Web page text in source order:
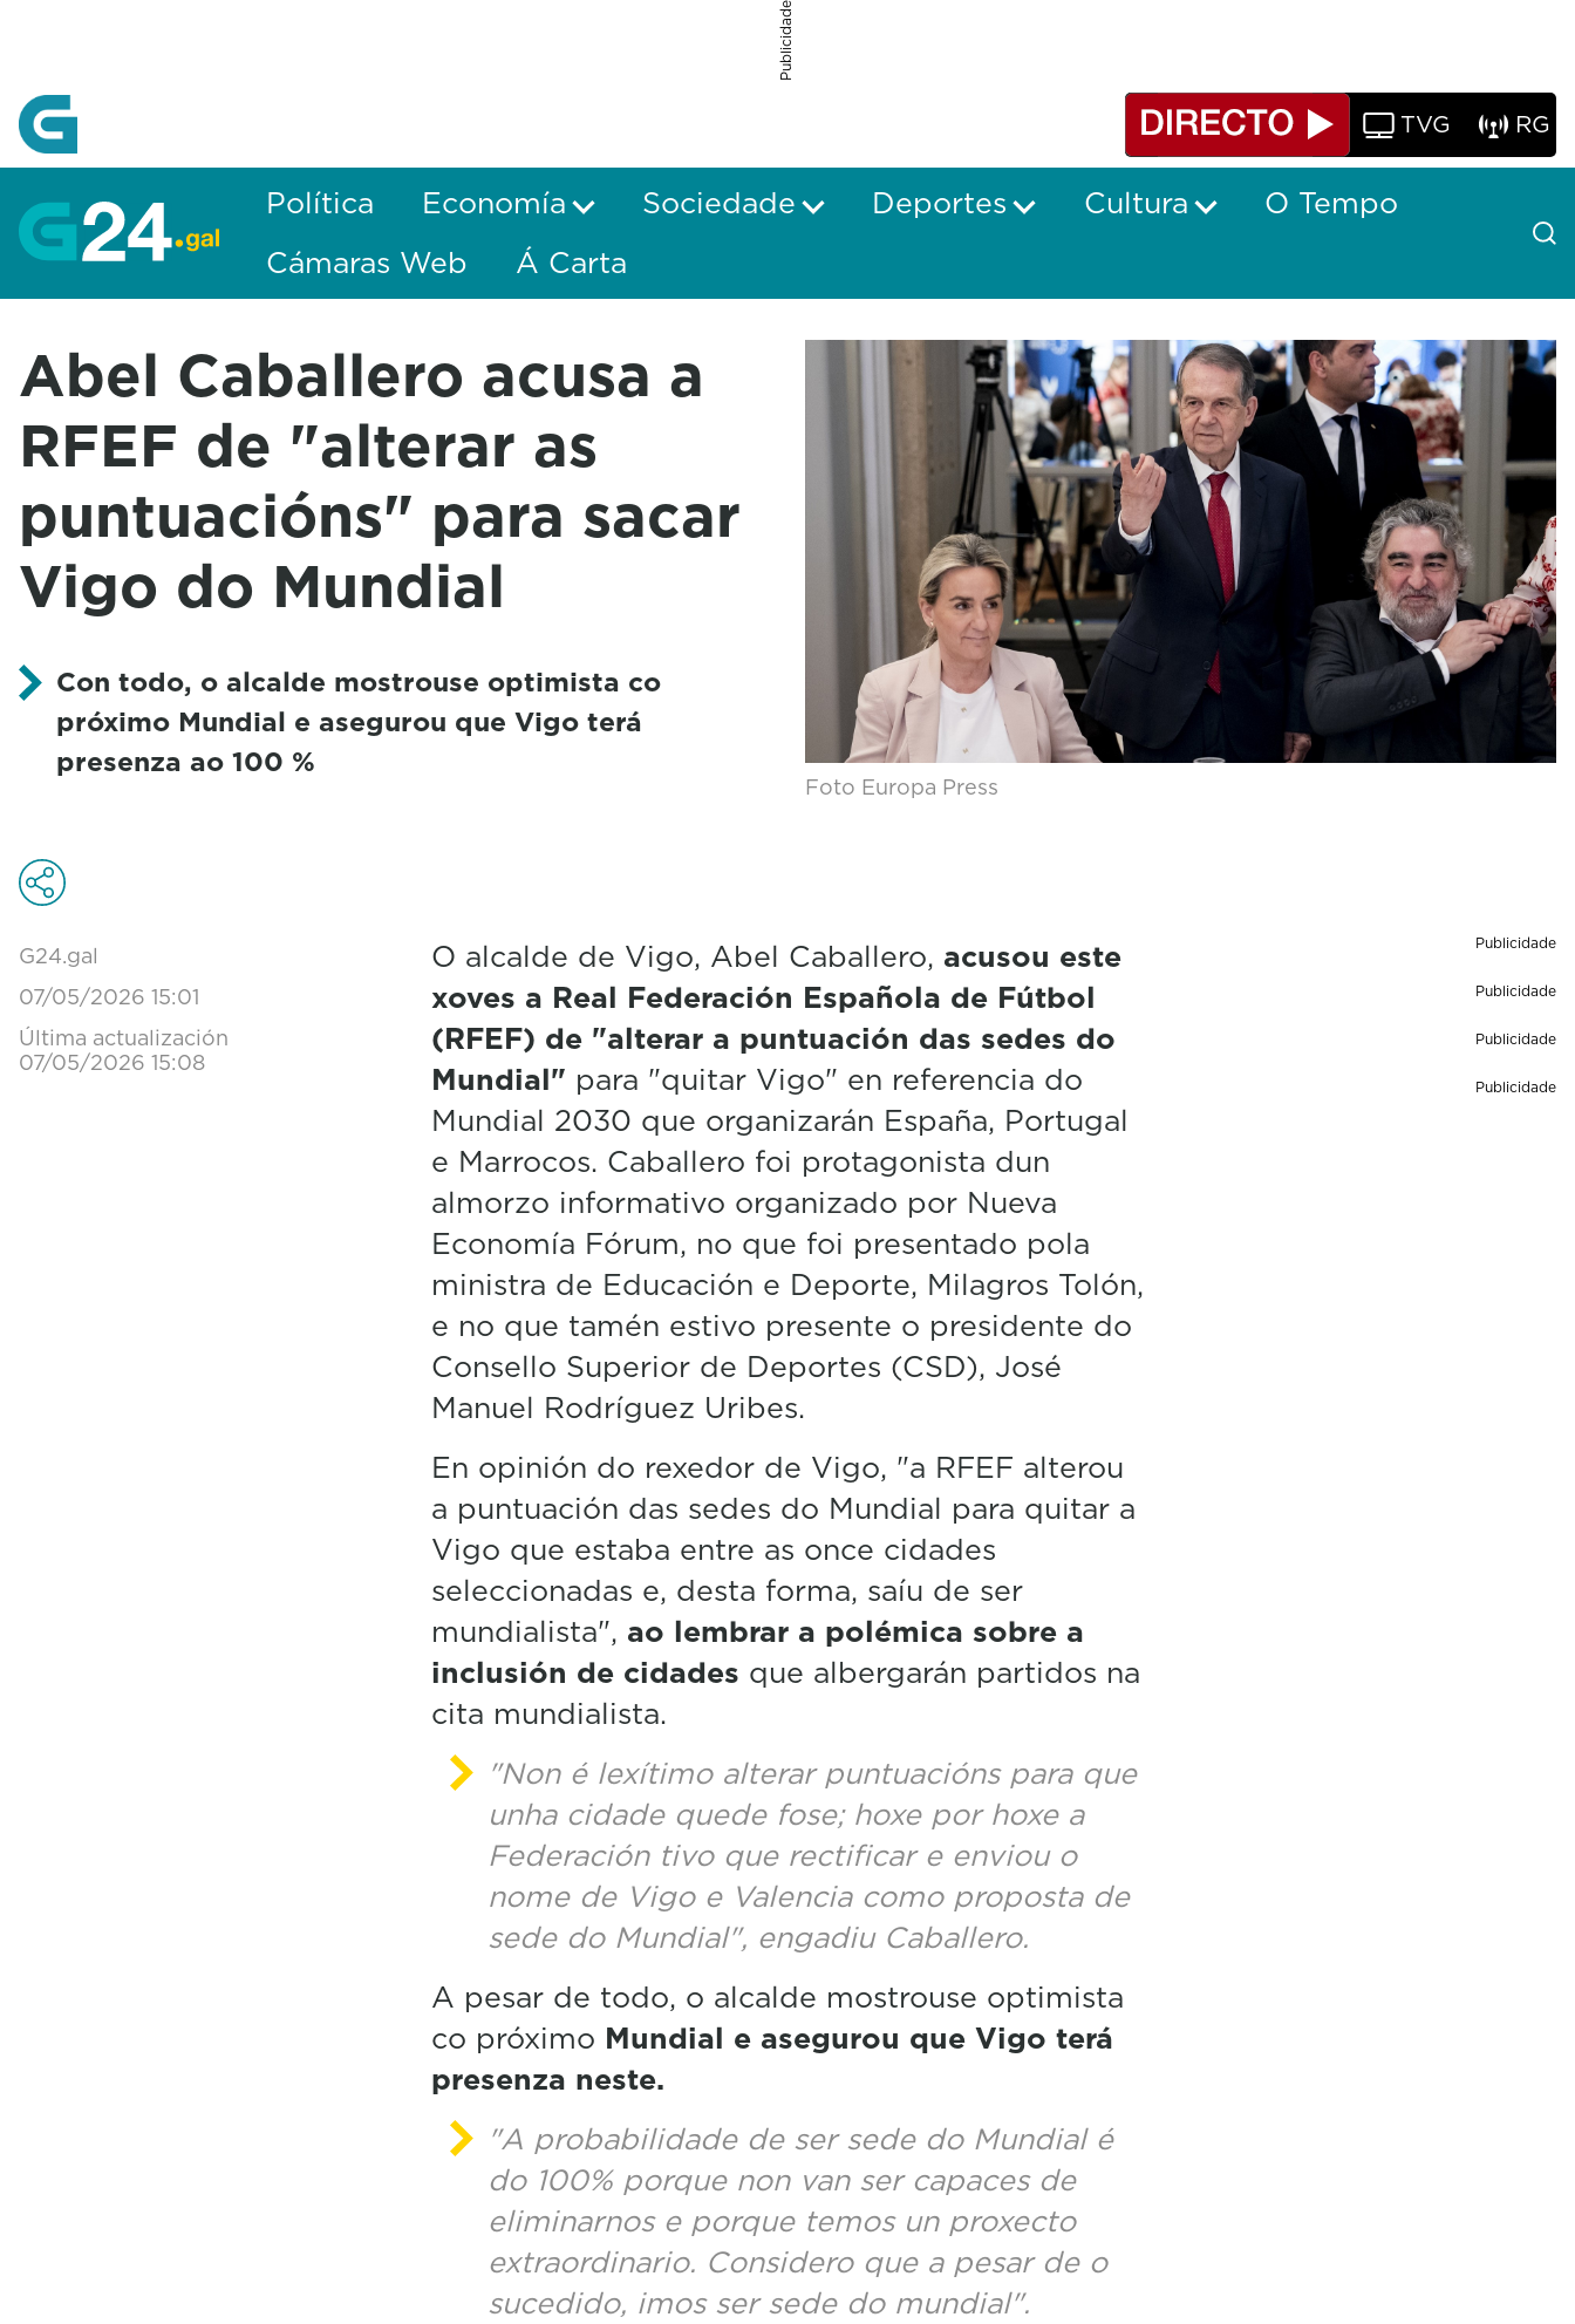
Publicidade
TVG RG
Política Economía Sociedade Deportes Cultura
O Tempo
Cámaras Web
Á Carta
Abel Caballero acusa a
RFEF de "alterar as
puntuacións" para sacar
Vigo do Mundial
Con todo, o alcalde mostrouse optimista co
próximo Mundial e asegurou que Vigo terá
presenza ao 100 %
Foto Europa Press
G24.gal
07/05/2026 15:01
Última actualización
07/05/2026 15:08
O alcalde de Vigo, Abel Caballero, acusou este
xoves a Real Federación Española de Fútbol
(RFEF) de "alterar a puntuación das sedes do
Mundial" para "quitar Vigo" en referencia do
Mundial 2030 que organizarán España, Portugal
e Marrocos. Caballero foi protagonista dun
almorzo informativo organizado por Nueva
Economía Fórum, no que foi presentado pola
ministra de Educación e Deporte, Milagros Tolón,
e no que tamén estivo presente o presidente do
Consello Superior de Deportes (CSD), José
Manuel Rodríguez Uribes.
En opinión do rexedor de Vigo, "a RFEF alterou
a puntuación das sedes do Mundial para quitar a
Vigo que estaba entre as once cidades
seleccionadas e, desta forma, saíu de ser
mundialista", ao lembrar a polémica sobre a
inclusión de cidades que albergarán partidos na
cita mundialista.
"Non é lexítimo alterar puntuacións para que
unha cidade quede fose; hoxe por hoxe a
Federación tivo que rectificar e enviou o
nome de Vigo e Valencia como proposta de
sede do Mundial", engadiu Caballero.
A pesar de todo, o alcalde mostrouse optimista
co próximo Mundial e asegurou que Vigo terá
presenza neste.
"A probabilidade de ser sede do Mundial é
do 100% porque non van ser capaces de
eliminarnos e porque temos un proxecto
extraordinario. Considero que a pesar de o
sucedido, imos ser sede do mundial".
Publicidade
Publicidade
Publicidade
Publicidade